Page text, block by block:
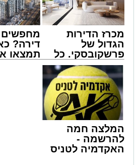
זה היה ארוע יוצא דופן. בלי מילים.
במשך שעות ארוכות של ליל שישי, נהנו
'מעגלים'. ואכן, כפי שהובטח, לא היה
חסידי אותנטי, שהצליח לסחוף אליו את
מכרז הדירות
הגדול של
פרשקובסקי. כל
מה שצריך לדעת
לפני שמגישים
הצעה לדירה
באשדוד
מחפשים
דירה?
תמצאו
המלצה חמה
להרשמה -
האקדמיה לטניס